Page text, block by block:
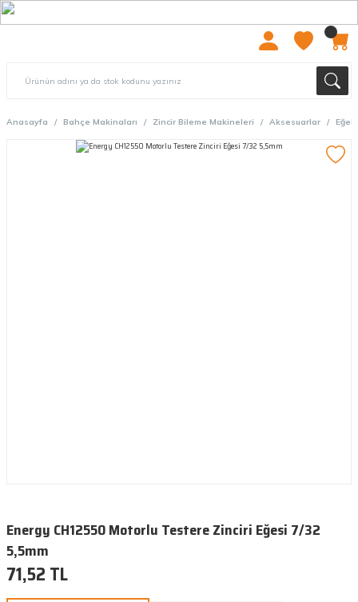
Anasayfa Bahçe Makinaları Zincir Bileme Makineleri Aksesuarlar
Energy CH12550 Motorlu Testere Zinciri Eğesi 7/32
5,5mm
71,52 TL